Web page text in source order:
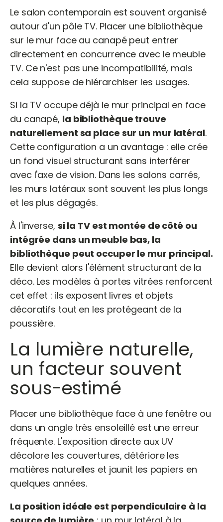
Le salon contemporain est souvent organisé
autour d'un pôle TV. Placer une bibliothèque
sur le mur face au canapé peut entrer
directement en concurrence avec le meuble
TV. Ce n'est pas une incompatibilité, mais
cela suppose de hiérarchiser les usages.
Si la TV occupe déjà le mur principal en face
du canapé, la bibliothèque trouve
naturellement sa place sur un mur latéral.
Cette configuration a un avantage : elle crée
un fond visuel structurant sans interférer
avec l'axe de vision. Dans les salons carrés,
les murs latéraux sont souvent les plus longs
et les plus dégagés.
À l'inverse, si la TV est montée de côté ou
intégrée dans un meuble bas, la
bibliothèque peut occuper le mur principal.
Elle devient alors l'élément structurant de la
déco. Les modèles à portes vitrées renforcent
cet effet : ils exposent livres et objets
décoratifs tout en les protégeant de la
poussière.
La lumière naturelle,
un facteur souvent
sous-estimé
Placer une bibliothèque face à une fenêtre ou
dans un angle très ensoleillé est une erreur
fréquente. L'exposition directe aux UV
décolore les couvertures, détériore les
matières naturelles et jaunit les papiers en
quelques années.
La position idéale est perpendiculaire à la